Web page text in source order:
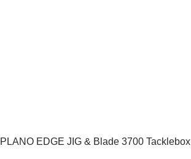
PLANO EDGE JIG & Blade 3700 Tacklebox